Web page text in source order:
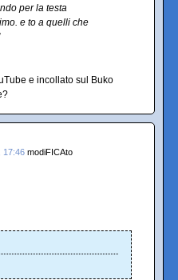
per la testa
e to a quelli che
e incollato sul Buko
17:46 modiFICAto